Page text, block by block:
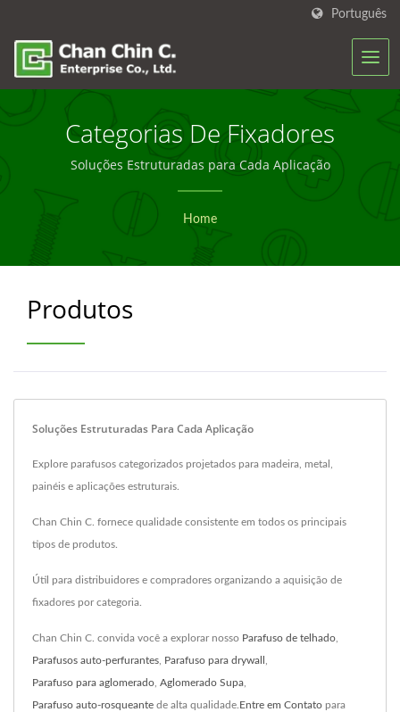
Português
Categorias De Fixadores
Soluções Estruturadas para Cada Aplicação
Home
Produtos
Soluções Estruturadas Para Cada Aplicação
Explore parafusos categorizados projetados para madeira, metal,
painéis e aplicações estruturais.
Chan Chin C. fornece qualidade consistente em todos os principais
tipos de produtos.
Útil para distribuidores e compradores organizando a aquisição de
fixadores por categoria.
Chan Chin C. convida você a explorar nosso Parafuso de telhado
Parafusos auto-perfurantes Parafuso para drywall
Parafuso para aglomerado Aglomerado Supa
Parafuso auto-rosqueante de alta qualidade. Entre em Contato para